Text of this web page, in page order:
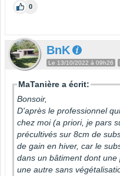
0
BnK
Le 13/10/2022 à 09h26
MaTanière a écrit:
Bonsoir,
D'après le professionnel
chez moi (a priori, je pars
précultivés sur 8cm de
de gain en hiver, car le
dans un bâtiment dont
une autre sans